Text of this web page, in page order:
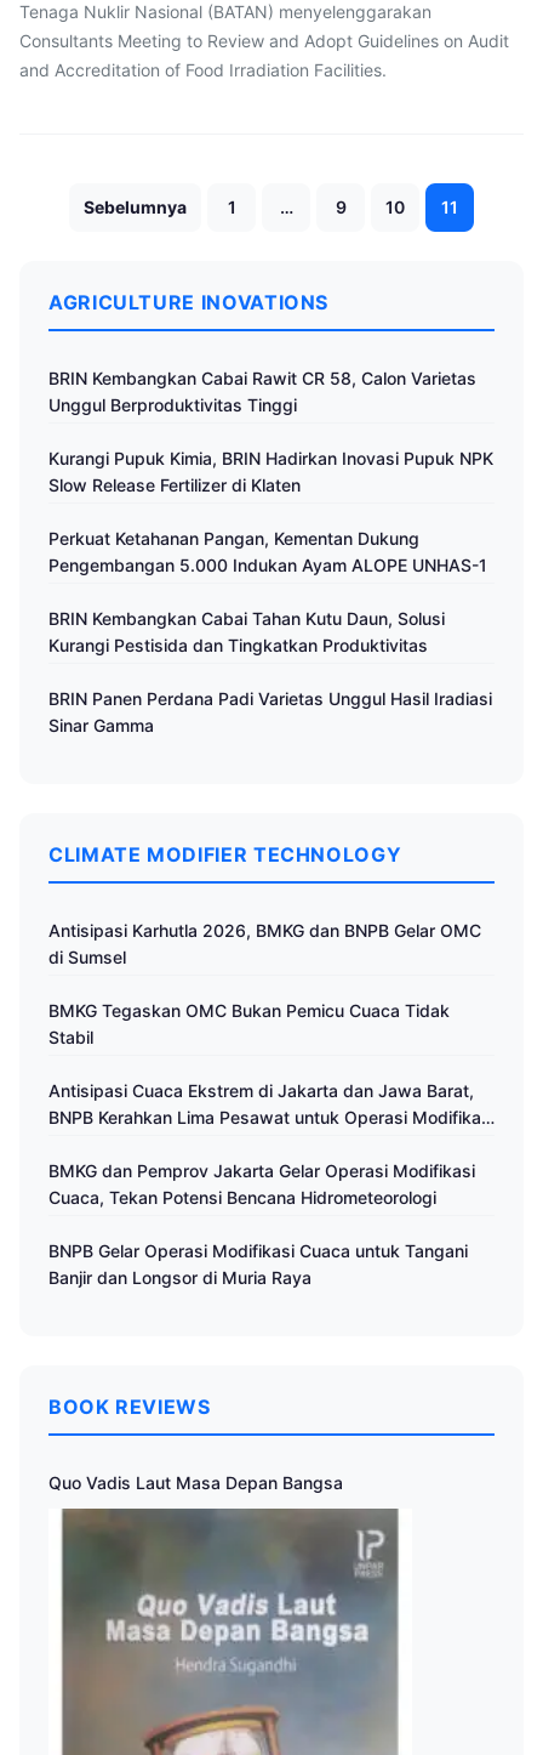
Tenaga Nuklir Nasional (BATAN) menyelenggarakan
Consultants Meeting to Review and Adopt Guidelines on Audit
and Accreditation of Food Irradiation Facilities.
Paginasi
Sebelumnya 1 … 9 10 11
AGRICULTURE INOVATIONS
BRIN Kembangkan Cabai Rawit CR 58, Calon Varietas
Unggul Berproduktivitas Tinggi
Kurangi Pupuk Kimia, BRIN Hadirkan Inovasi Pupuk NPK
Slow Release Fertilizer di Klaten
Perkuat Ketahanan Pangan, Kementan Dukung
Pengembangan 5.000 Indukan Ayam ALOPE UNHAS-1
BRIN Kembangkan Cabai Tahan Kutu Daun, Solusi
Kurangi Pestisida dan Tingkatkan Produktivitas
BRIN Panen Perdana Padi Varietas Unggul Hasil Iradiasi
Sinar Gamma
CLIMATE MODIFIER TECHNOLOGY
Antisipasi Karhutla 2026, BMKG dan BNPB Gelar OMC
di Sumsel
BMKG Tegaskan OMC Bukan Pemicu Cuaca Tidak
Stabil
Antisipasi Cuaca Ekstrem di Jakarta dan Jawa Barat,
BNPB Kerahkan Lima Pesawat untuk Operasi Modifikasi
BMKG dan Pemprov Jakarta Gelar Operasi Modifikasi
Cuaca, Tekan Potensi Bencana Hidrometeorologi
BNPB Gelar Operasi Modifikasi Cuaca untuk Tangani
Banjir dan Longsor di Muria Raya
BOOK REVIEWS
Quo Vadis Laut Masa Depan Bangsa